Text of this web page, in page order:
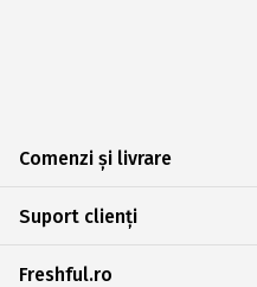
Comenzi și livrare
Suport clienți
Freshful.ro